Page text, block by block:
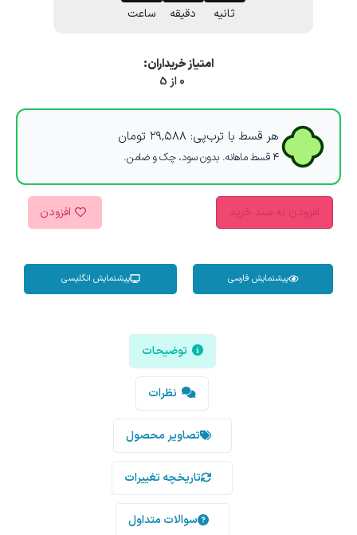
ساعت دقیقه ثانیه
امتیاز خریداران:
0 از 5
هر قسط با ترب‌پی: ۲۹,۵۸۸ تومان
۴ قسط ماهانه. بدون سود، چک و ضامن.
افزودن به سبد خرید افزودن
پیشنمایش فارسی پیشنمایش انگلیسی
توضیحات
نظرات
تصاویر محصول
تاریخچه تغییرات
سوالات متداول